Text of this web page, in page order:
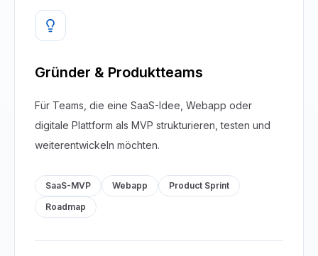
Gründer & Produktteams
Für Teams, die eine SaaS-Idee, Webapp oder
digitale Plattform als MVP strukturieren, testen und
weiterentwickeln möchten.
SaaS-MVP Webapp
Product Sprint
Roadmap